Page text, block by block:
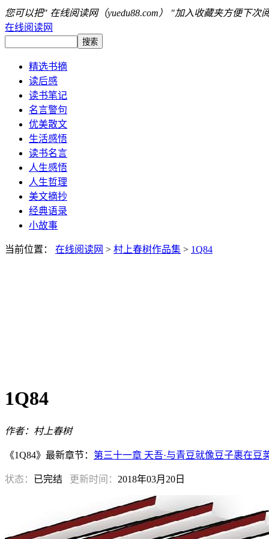
您可以把" 在线阅读网（yuedu88.com） "加入收藏夹方便下次
在线阅读网
精选书摘
读后感
读书笔记
名言警句
优美散文
生活感悟
读书名言
人生感悟
人生哲理
美文摘抄
经典语录
小故事
当前位置： 在线阅读网 > 村上春树作品集 > 1Q84
1Q84
作者：村上春树
《1Q84》最新章节： 第三十一章 天吾·与青豆就像豆子裹在豆
状态： 已完结 更新时间： 2018年03月20日